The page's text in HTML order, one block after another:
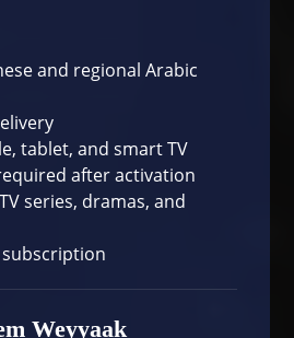
and regional Arabic
tablet, and smart TV
after activation
series, dramas, and
Weyyaak